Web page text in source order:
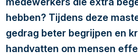
hebben? Tijdens deze
gedrag beter begrijpen en
handvatten om mensen